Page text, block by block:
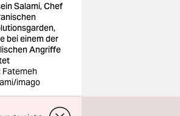
Salami, Chef
bei einem der
Angriffe
Fatemeh
imago